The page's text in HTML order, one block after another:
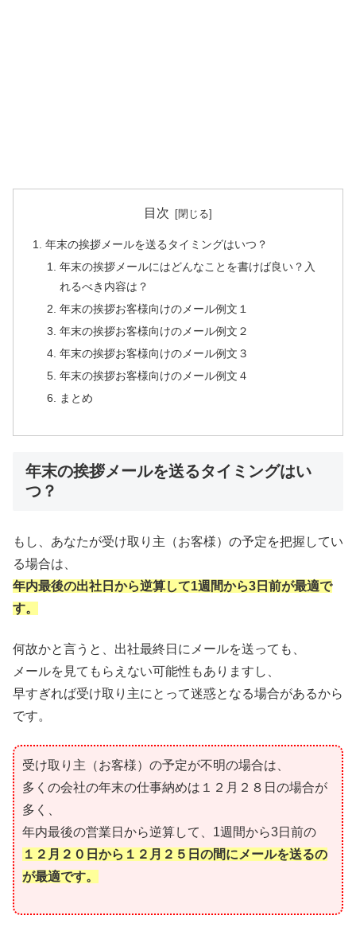
目次
年末の挨拶メールを送るタイミングはいつ？
年末の挨拶メールにはどんなことを書けば良い？入
れるべき内容は？
年末の挨拶お客様向けのメール例文１
年末の挨拶お客様向けのメール例文２
年末の挨拶お客様向けのメール例文３
年末の挨拶お客様向けのメール例文４
まとめ
年末の挨拶メールを送るタイミングはい
つ？
もし、あなたが受け取り主（お客様）の予定を把握してい
る場合は、
年内最後の出社日から逆算して1週間から3日前が最適で
す。
何故かと言うと、出社最終日にメールを送っても、
メールを見てもらえない可能性もありますし、
早すぎれば受け取り主にとって迷惑となる場合があるから
です。
受け取り主（お客様）の予定が不明の場合は、
多くの会社の年末の仕事納めは１２月２８日の場合が
多く、
年内最後の営業日から逆算して、1週間から3日前の
１２月２０日から１２月２５日の間にメールを送るの
が最適です。